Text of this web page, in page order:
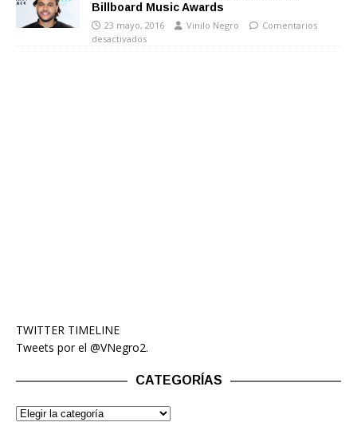
Billboard Music Awards
23 mayo, 2016 Vinilo Negro
Comentarios
desactivados
TWITTER TIMELINE
Tweets por el @VNegro2.
CATEGORÍAS